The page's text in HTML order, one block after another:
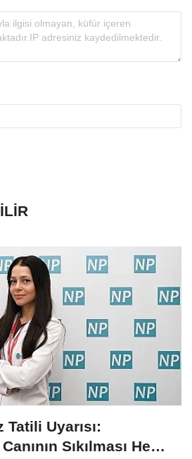
Tatili Uyarısı:
Sıkılması Her